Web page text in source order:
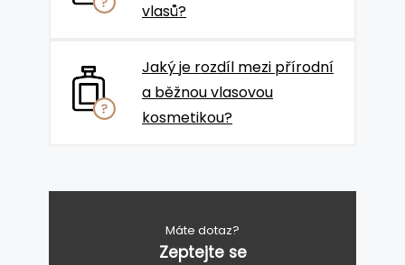
vlasů?
Jaký je rozdíl mezi přírodní
a běžnou vlasovou
kosmetikou?
Máte dotaz?
Zeptejte se